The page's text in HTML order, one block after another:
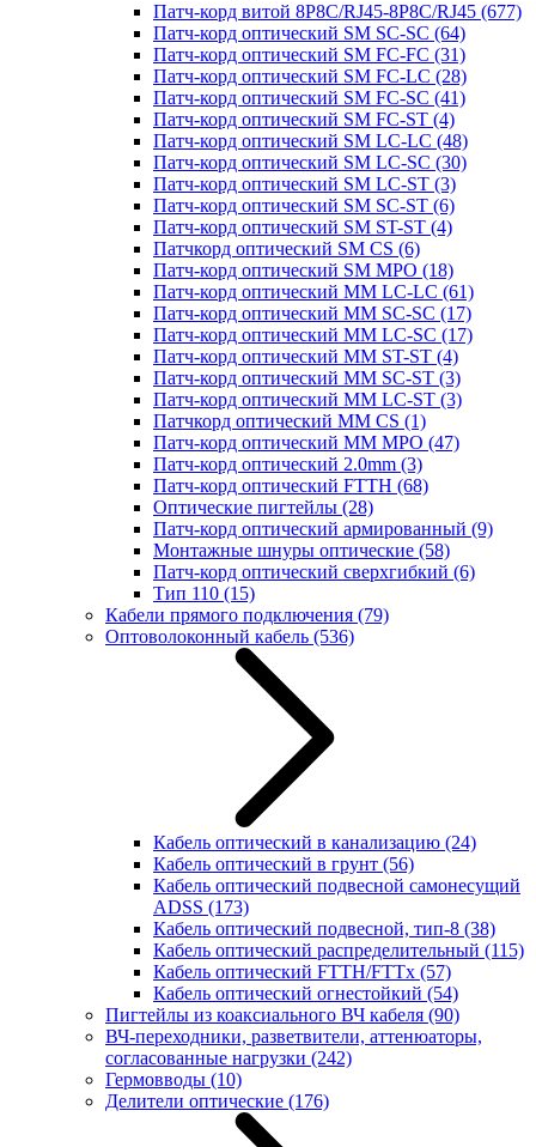
Патч-корд витой 8P8C/RJ45-8P8C/RJ45 (677)
Патч-корд оптический SM SC-SC (64)
Патч-корд оптический SM FC-FC (31)
Патч-корд оптический SM FC-LC (28)
Патч-корд оптический SM FC-SC (41)
Патч-корд оптический SM FC-ST (4)
Патч-корд оптический SM LC-LC (48)
Патч-корд оптический SM LC-SC (30)
Патч-корд оптический SM LC-ST (3)
Патч-корд оптический SM SC-ST (6)
Патч-корд оптический SM ST-ST (4)
Патчкорд оптический SM CS (6)
Патч-корд оптический SM MPO (18)
Патч-корд оптический MM LC-LC (61)
Патч-корд оптический MM SC-SC (17)
Патч-корд оптический MM LC-SC (17)
Патч-корд оптический MM ST-ST (4)
Патч-корд оптический MM SC-ST (3)
Патч-корд оптический MM LC-ST (3)
Патчкорд оптический MM CS (1)
Патч-корд оптический MM MPO (47)
Патч-корд оптический 2.0mm (3)
Патч-корд оптический FTTH (68)
Оптические пигтейлы (28)
Патч-корд оптический армированный (9)
Монтажные шнуры оптические (58)
Патч-корд оптический сверхгибкий (6)
Тип 110 (15)
Кабели прямого подключения (79)
Оптоволоконный кабель (536)
Кабель оптический в канализацию (24)
Кабель оптический в грунт (56)
Кабель оптический подвесной самонесущий
ADSS (173)
Кабель оптический подвесной, тип-8 (38)
Кабель оптический распределительный (115)
Кабель оптический FTTH/FTTx (57)
Кабель оптический огнестойкий (54)
Пигтейлы из коаксиального ВЧ кабеля (90)
ВЧ-переходники, разветвители, аттенюаторы,
согласованные нагрузки (242)
Гермовводы (10)
Делители оптические (176)